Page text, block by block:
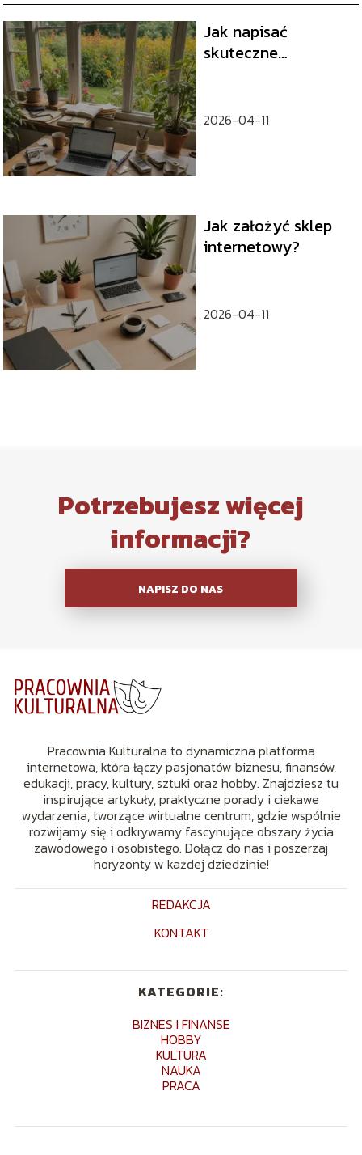
Jak napisać
skuteczne
2026-04-11
Jak założyć sklep
internetowy?
2026-04-11
Potrzebujesz więcej
informacji?
NAPISZ DO NAS
Pracownia Kulturalna to dynamiczna platforma
internetowa, która łączy pasjonatów biznesu, finansów,
edukacji, pracy, kultury, sztuki oraz hobby. Znajdziesz tu
inspirujące artykuły, praktyczne porady i ciekawe
wydarzenia, tworzące wirtualne centrum, gdzie wspólnie
rozwijamy się i odkrywamy fascynujące obszary życia
zawodowego i osobistego. Dołącz do nas i poszerzaj
horyzonty w każdej dziedzinie!
REDAKCJA
KONTAKT
KATEGORIE:
BIZNES I FINANSE
HOBBY
KULTURA
NAUKA
PRACA